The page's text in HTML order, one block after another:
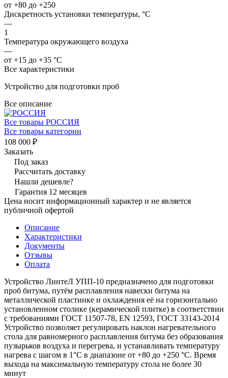
от +80 до +250
Дискретность установки температуры, °С
—
1
Температура окружающего воздуха
—
от +15 до +35 °C
Все характеристики
Устройство для подготовки проб
Все описание
Все товары РОССИЯ
Все товары категории
108 000 ₽
Заказать
Под заказ
Рассчитать доставку
Нашли дешевле?
Гарантия 12 месяцев
Цена носит информационный характер и не является
публичной офертой
Описание
Характеристики
Документы
Отзывы
Оплата
Устройство ЛинтеЛ УПП-10 предназначено для подготовки
проб битума, путём расплавления навески битума на
металлической пластинке и охлаждения её на горизонтально
установленном столике (керамической плитке) в соответствии
с требованиями ГОСТ 11507-78, EN 12593, ГОСТ 33143-2014
Устройство позволяет регулировать наклон нагревательного
стола для равномерного расплавления битума без образования
пузырьков воздуха и перегрева, и устанавливать температуру
нагрева с шагом в 1°C в диапазоне от +80 до +250 °C. Время
выхода на максимальную температуру стола не более 30
минут